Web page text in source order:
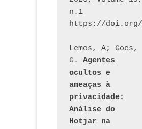
n.1
https://doi.org/
Lemos, A; Goes,
G. Agentes
ocultos e
ameaças à
privacidade:
Análise do
Hotjar na